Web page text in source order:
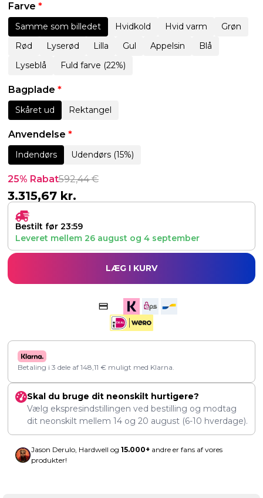
Farve *
Samme som billedet Hvidkold Hvid varm
Grøn
Rød
Lyserød Lilla Gul Appelsin
Blå
Lyseblå
Fuld farve (22%)
Bagplade *
Skåret ud Rektangel
Anvendelse *
Indendørs Udendørs (15%)
25% Rabat592,44€
3.315,67 kr.
Bestilt før 23:59
Leveret mellem 26 august og 4 september
LÆG I KURV
Betaling i 3 dele af 148,11 € muligt med Klarna.
Skal du bruge dit neonskilt hurtigere?
Vælg ekspresindstillingen ved bestilling og modtag
dit neonskilt mellem 14 og 20 august (6-10 hverdage).
Jason Derulo, Hardwell og 15.000+ andre er fans af vores
produkter!